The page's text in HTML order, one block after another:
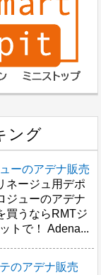
ング
ーのアデナ販売
ネージュ用デポ
ジューのアデナ
買うならRMTジ
トで！ Adena...
のアデナ販売